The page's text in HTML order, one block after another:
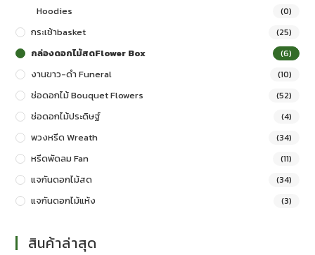
Hoodies (0)
กระเช้าbasket (25)
กล่องดอกไม้สดFlower Box (6)
งานขาว-ดำ Funeral (10)
ช่อดอกไม้ Bouquet Flowers (52)
ช่อดอกไม้ประดิษฐ์ (4)
พวงหรีด Wreath (34)
หรีดพัดลม Fan (11)
แจกันดอกไม้สด (34)
แจกันดอกไม้แห้ง (3)
สินค้าล่าสุด